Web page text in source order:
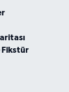
Fikstür